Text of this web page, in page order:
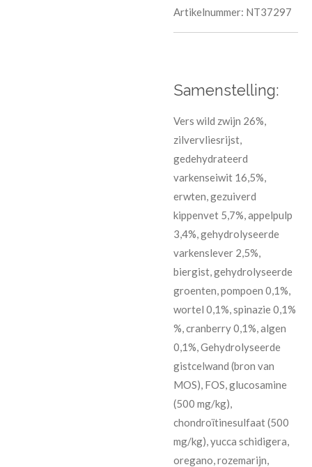
Artikelnummer: NT37297
Samenstelling:
Vers wild zwijn 26%,
zilvervliesrijst,
gedehydrateerd
varkenseiwit 16,5%,
erwten, gezuiverd
kippenvet 5,7%, appelpulp
3,4%, gehydrolyseerde
varkenslever 2,5%,
biergist, gehydrolyseerde
groenten, pompoen 0,1%,
wortel 0,1%, spinazie 0,1%
%, cranberry 0,1%, algen
0,1%, Gehydrolyseerde
gistcelwand (bron van
MOS), FOS, glucosamine
(500 mg/kg),
chondroïtinesulfaat (500
mg/kg), yucca schidigera,
oregano, rozemarijn,